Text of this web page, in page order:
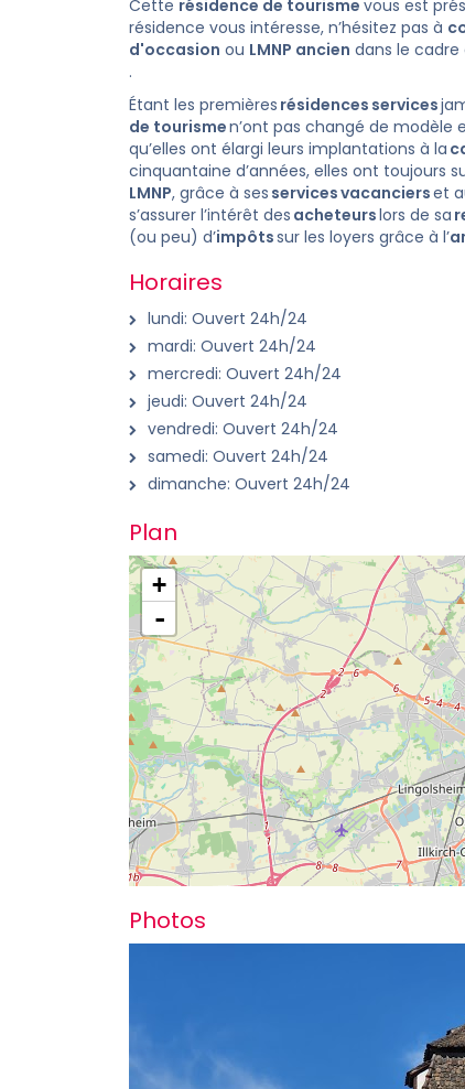
Cette résidence de tourisme vous est
résidence vous intéresse, n’hésitez pas à
d'occasion ou LMNP ancien dans le cadre
.
Étant les premières résidences services
de tourismen’ont pas changé de modèle
qu’elles ont élargi leurs implantations à la
cinquantaine d’années, elles ont toujours
LMNP, grâce à ses servicesvacancierset
s’assurer l’intérêt des acheteurslors de sa
(ou peu) d’impôtssur les loyers grâce à l’
Horaires
lundi: Ouvert 24h/24
mardi: Ouvert 24h/24
mercredi: Ouvert 24h/24
jeudi: Ouvert 24h/24
vendredi: Ouvert 24h/24
samedi: Ouvert 24h/24
dimanche: Ouvert 24h/24
Plan
+
-
Photos